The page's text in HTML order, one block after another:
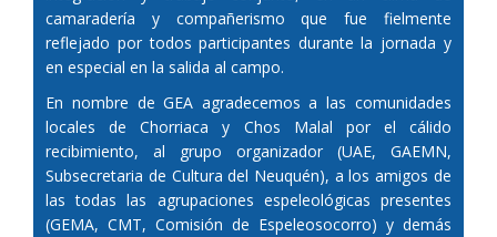
camaradería y compañerismo que fue fielmente
reflejado por todos participantes durante la jornada y
en especial en la salida al campo.
En nombre de GEA agradecemos a las comunidades
locales de Chorriaca y Chos Malal por el cálido
recibimiento, al grupo organizador (UAE, GAEMN,
Subsecretaria de Cultura del Neuquén), a los amigos de
las todas las agrupaciones espeleológicas presentes
(GEMA, CMT, Comisión de Espeleosocorro) y demás